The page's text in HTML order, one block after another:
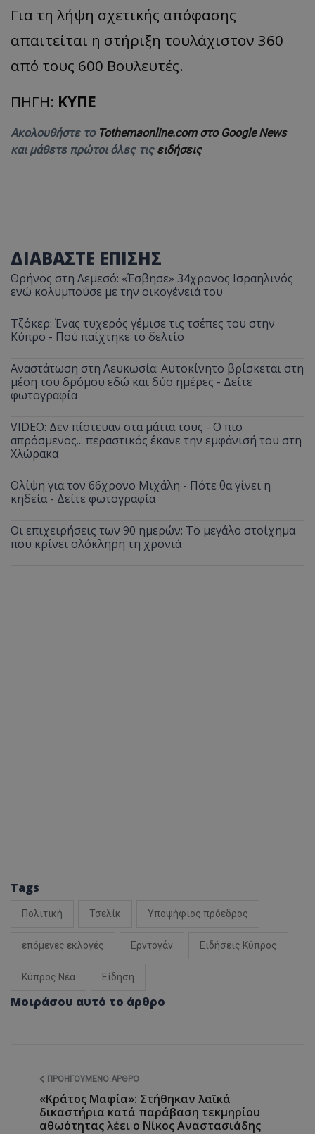
Για τη λήψη σχετικής απόφασης
απαιτείται η στήριξη τουλάχιστον 360
από τους 600 Βουλευτές.
ΠΗΓΗ: ΚΥΠΕ
Ακολουθήστε το Tothemaonline.com στο Google News
και μάθετε πρώτοι όλες τις ειδήσεις
ΔΙΑΒΑΣΤΕ ΕΠΙΣΗΣ
Θρήνος στη Λεμεσό: «Έσβησε» 34χρονος Ισραηλινός
ενώ κολυμπούσε με την οικογένειά του
Τζόκερ: Ένας τυχερός γέμισε τις τσέπες του στην
Κύπρο - Πού παίχτηκε το δελτίο
Αναστάτωση στη Λευκωσία: Αυτοκίνητο βρίσκεται στη
μέση του δρόμου εδώ και δύο ημέρες - Δείτε
φωτογραφία
VIDEO: Δεν πίστευαν στα μάτια τους - Ο πιο
απρόσμενος... περαστικός έκανε την εμφάνισή του στη
Χλώρακα
Θλίψη για τον 66χρονο Μιχάλη - Πότε θα γίνει η
κηδεία - Δείτε φωτογραφία
Οι επιχειρήσεις των 90 ημερών: Το μεγάλο στοίχημα
που κρίνει ολόκληρη τη χρονιά
Tags
Πολιτική Τσελίκ Υποψήφιος πρόεδρος
επόμενες εκλογές Ερντογάν Ειδήσεις Κύπρος
Κύπρος Νέα Είδηση
Μοιράσου αυτό το άρθρο
ΠΡΟΗΓΟΎΜΕΝΟ ΆΡΘΡΟ
«Κράτος Μαφία»: Στήθηκαν λαϊκά
δικαστήρια κατά παράβαση τεκμηρίου
αθωότητας λέει ο Νίκος Αναστασιάδης